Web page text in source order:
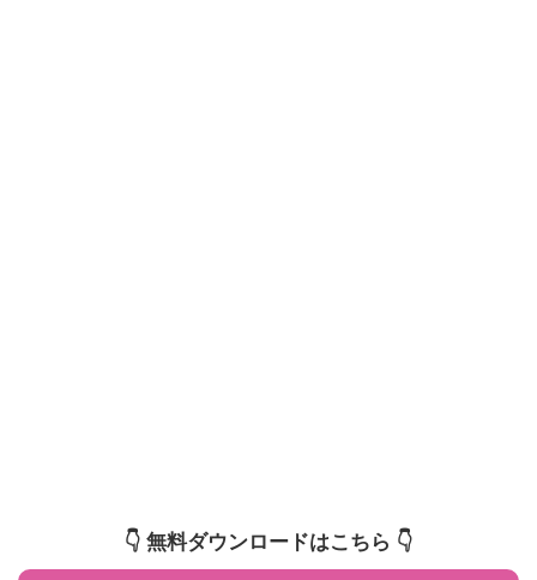
👇️ 無料ダウンロードはこちら 👇️